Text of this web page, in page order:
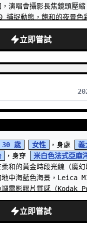
演唱會攝影長焦鏡頭壓縮
捉動態，飽和的夜景色
，16:9 橫向構圖
立即嘗試
30 歲 女性 ，身處
義
，身穿 米白色法式亞麻
和的黃金時段光線（魔幻
地中海藍色海景，Leica
調電影膠片質感（Kodak
立即嘗試